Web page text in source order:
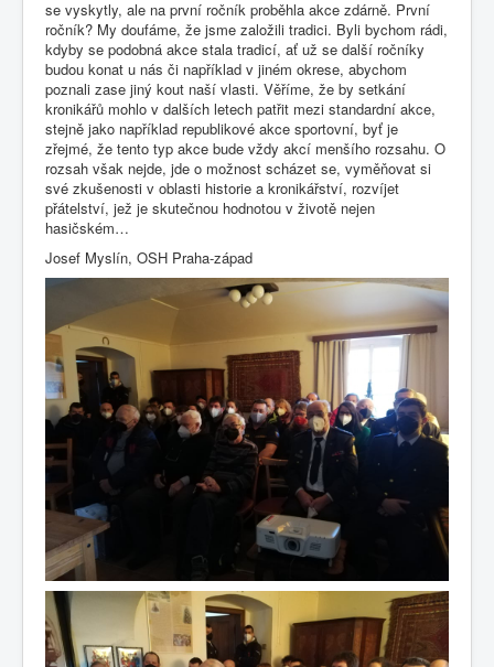
se vyskytly, ale na první ročník proběhla akce zdárně. První
ročník? My doufáme, že jsme založili tradici. Byli bychom rádi,
kdyby se podobná akce stala tradicí, ať už se další ročníky
budou konat u nás či například v jiném okrese, abychom
poznali zase jiný kout naší vlasti. Věříme, že by setkání
kronikářů mohlo v dalších letech patřit mezi standardní akce,
stejně jako například republikové akce sportovní, byť je
zřejmé, že tento typ akce bude vždy akcí menšího rozsahu. O
rozsah však nejde, jde o možnost scházet se, vyměňovat si
své zkušenosti v oblasti historie a kronikářství, rozvíjet
přátelství, jež je skutečnou hodnotou v životě nejen
hasičském…
Josef Myslín, OSH Praha-západ